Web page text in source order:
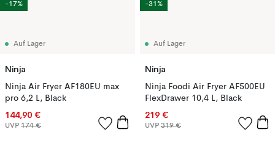
Auf Lager
Ninja
Ninja Air Fryer AF180EU max
pro 6,2 L, Black
144,90 €
UVP 174 €
-17%
Auf Lager
Ninja
Ninja Foodi Air Fryer AF500EU
FlexDrawer 10,4 L, Black
219 €
UVP 319 €
-31%